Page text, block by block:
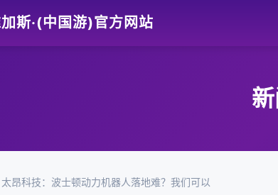
斯·(中国游)官方网站
太昂科技：波士顿动力机器人落地难？我们可以